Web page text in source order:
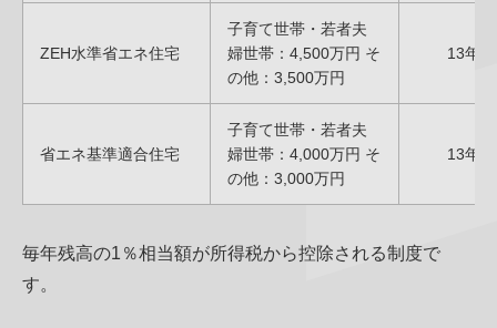
ZEH水準省エネ住宅
子育て世帯・若者夫
婦世帯：4,500万円 そ
の他：3,500万円
13年
省エネ基準適合住宅
子育て世帯・若者夫
婦世帯：4,000万円 そ
の他：3,000万円
13年
毎年残高の1％相当額が所得税から控除される制度で
す。